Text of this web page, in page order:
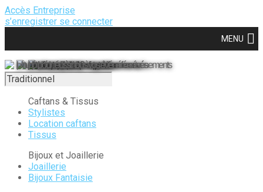
Accès Entreprise
s’enregistrer se connecter
MENU
Un planificateur à votre disposition
pour prendre du plaisir à organiser vos événements
Une équipe de 10 expertes
pour vous guider
Les meilleurs prestataires référencés
pour réussir tous vos événements
Caftans & Tissus
Stylistes
Location caftans
Tissus
Bijoux et Joaillerie
Joaillerie
Bijoux Fantaisie